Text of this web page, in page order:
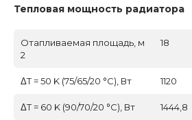
Тепловая мощность радиатора
Отапливаемая площадь, м
2
18
ΔT = 50 K (75/65/20 °C), Вт 1120
ΔT = 60 K (90/70/20 °C), Вт 1444,8